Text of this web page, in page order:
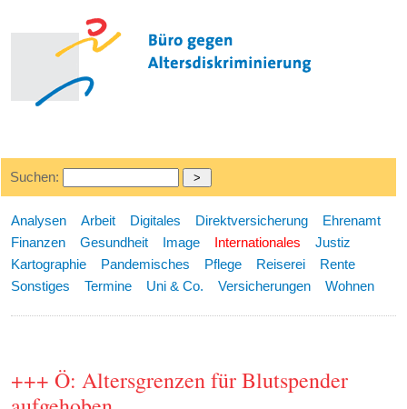
Suchen:
Analysen Arbeit Digitales Direktversicherung
Ehrenamt
Finanzen
Gesundheit Image Internationales
Justiz
Kartographie
Pandemisches Pflege Reiserei
Rente
Sonstiges
Termine Uni & Co. Versicherungen Wohnen
+++ Ö: Altersgrenzen für Blutspender